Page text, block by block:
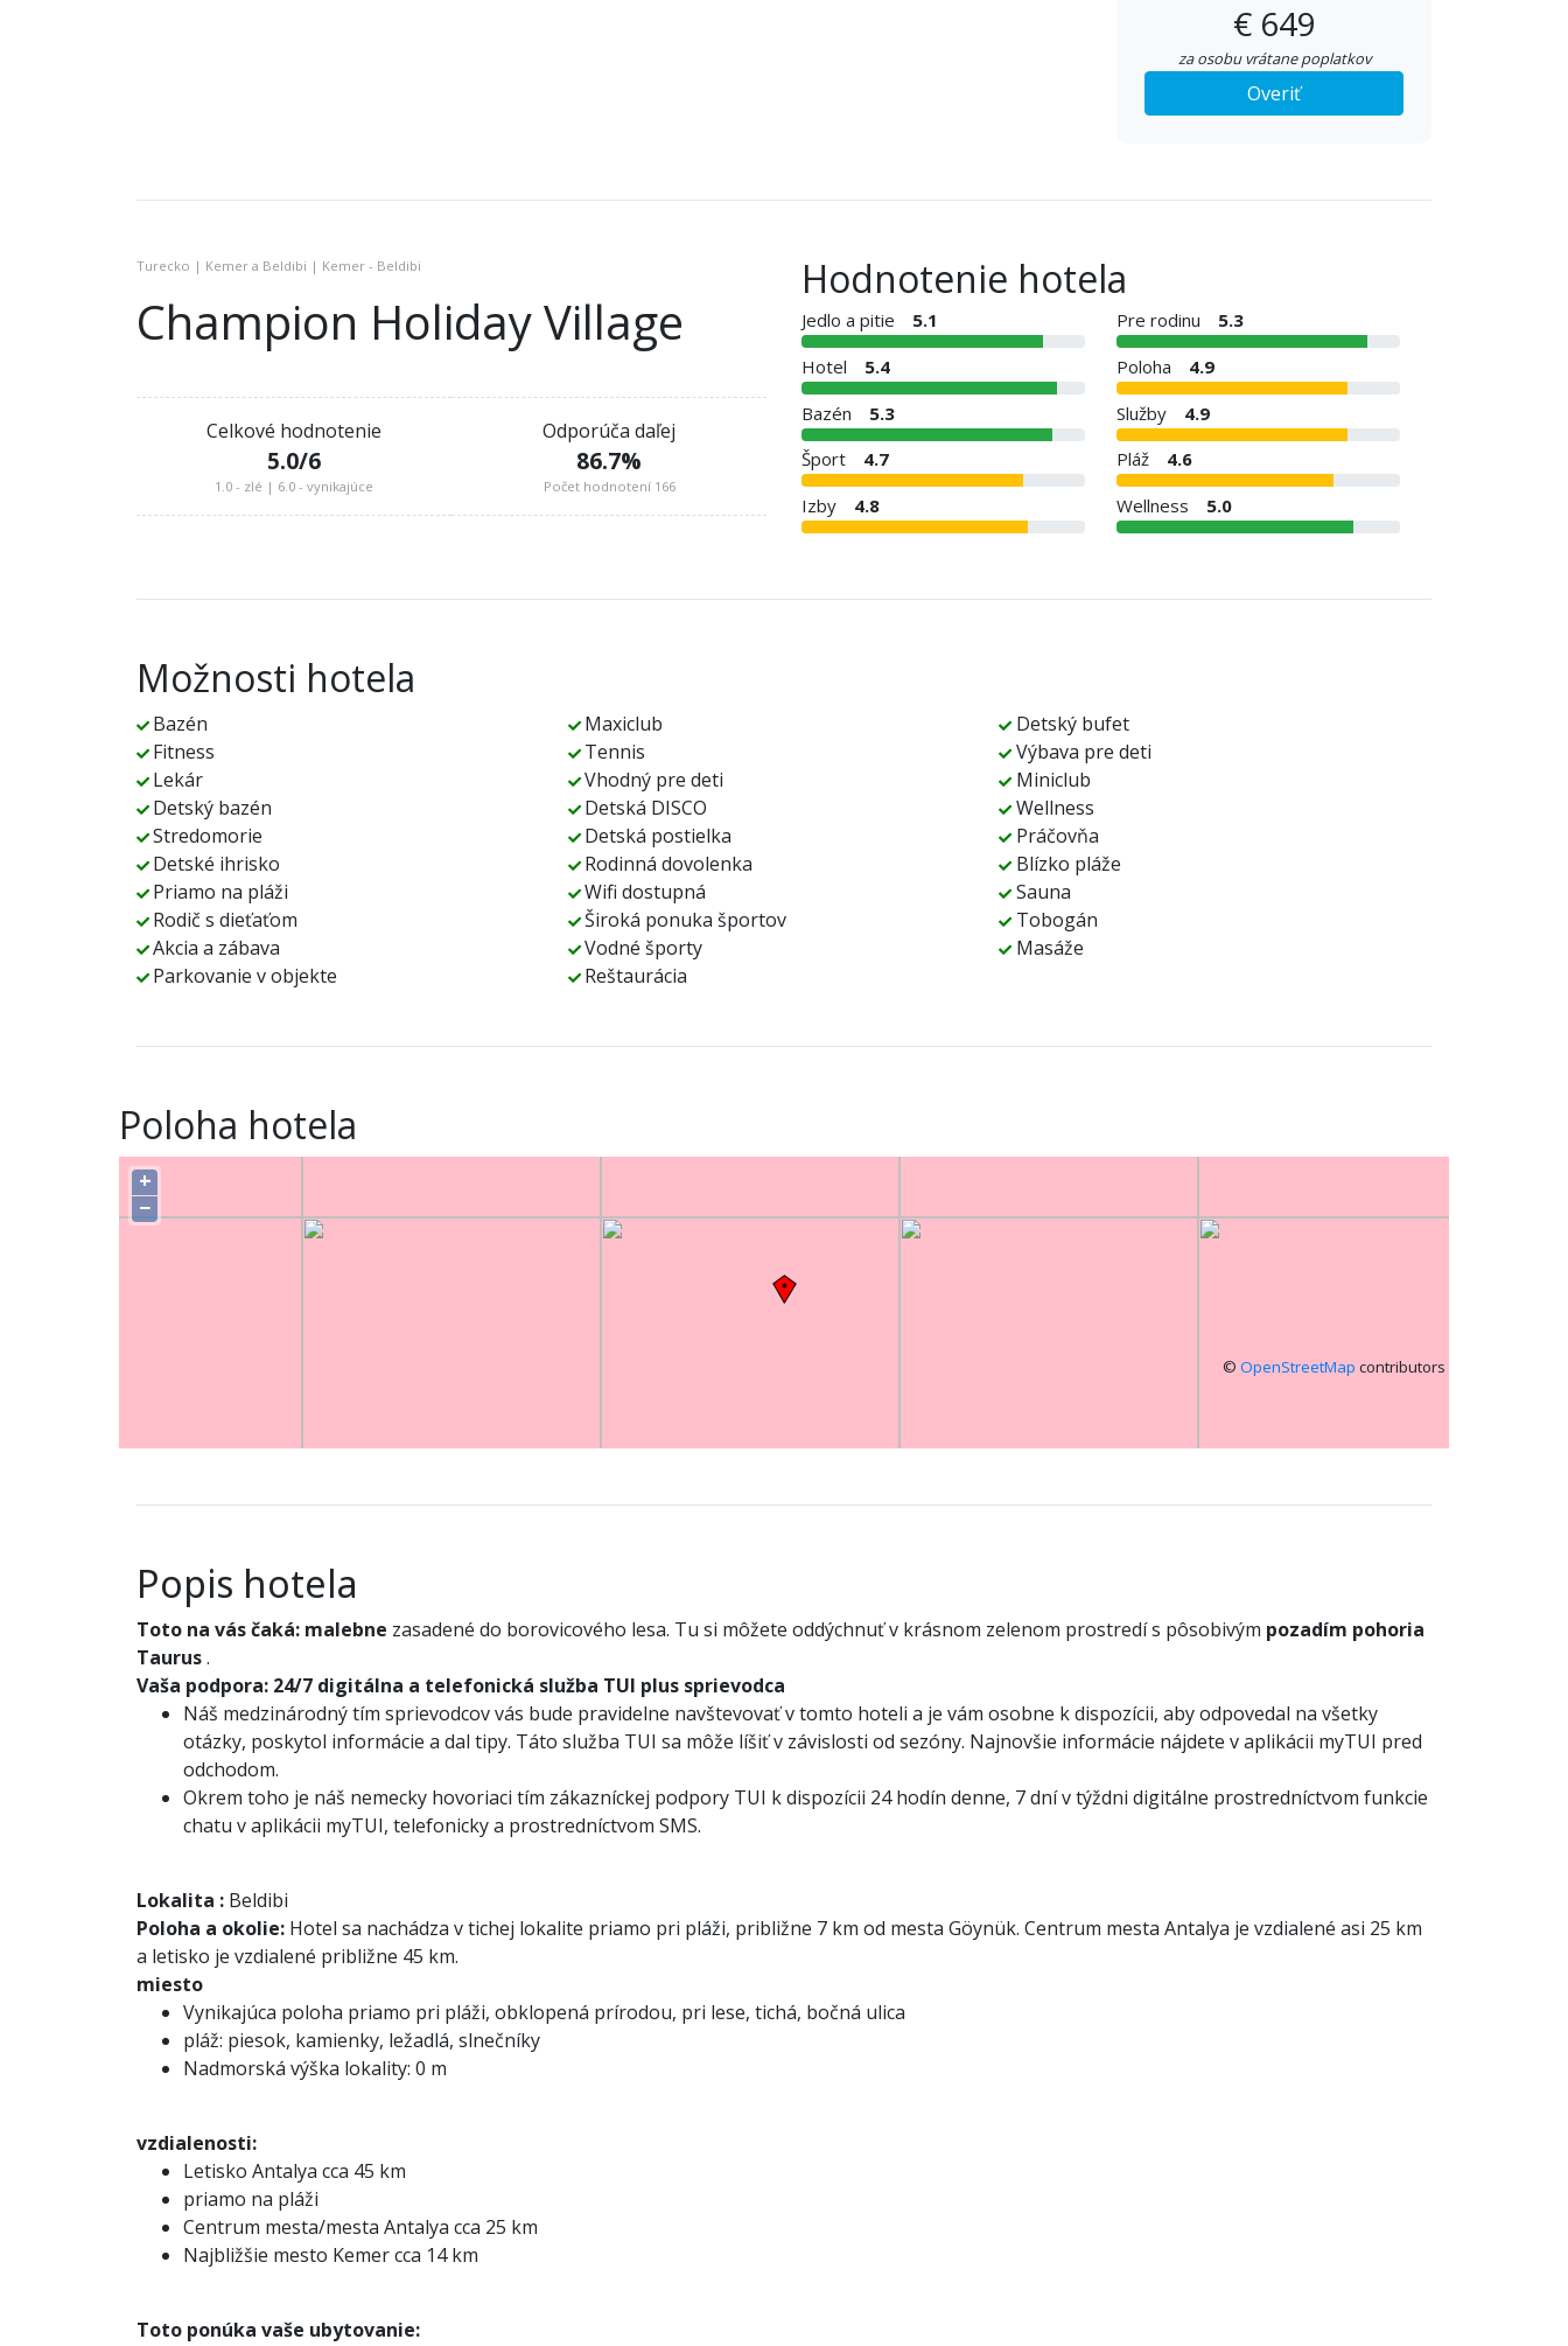
€ 649
za osobu vrátane poplatkov
Overiť
Turecko | Kemer a Beldibi | Kemer - Beldibi
Champion Holiday Village
Celkové hodnotenie
5.0/6
1.0 - zlé | 6.0 - vynikajúce
Odporúča daľej
86.7%
Počet hodnotení 166
Hodnotenie hotela
Jedlo a pitie 5.1 Pre rodinu
5.3
Hotel
5.4 Poloha
4.9
Bazén
5.3 Služby
4.9
Šport
4.7 Pláž
4.6
Izby
4.8 Wellness 5.0
Možnosti hotela
Bazén Maxiclub
Detský bufet
Fitness
Tennis
Výbava pre deti
Lekár
Vhodný pre deti
Miniclub
Detský bazén
Detská DISCO
Wellness
Stredomorie
Detská postielka
Práčovňa
Detské ihrisko
Rodinná dovolenka
Blízko pláže
Priamo na pláži
Wifi dostupná
Sauna
Rodič s dieťaťom
Široká ponuka športov
Tobogán
Akcia a zábava
Vodné športy
Masáže
Parkovanie v objekte
Reštaurácia
Poloha hotela
+
−
© OpenStreetMap contributors
Popis hotela
Toto na vás čaká: malebne zasadené do borovicového lesa. Tu si môžete oddýchnuť v krásnom zelenom prostredí s pôsobivým pozadím pohoria
Taurus.
Vaša podpora: 24/7 digitálna a telefonická služba TUI plus sprievodca
Náš medzinárodný tím sprievodcov vás bude pravidelne navštevovať v tomto hoteli a je vám osobne k dispozícii, aby odpovedal na všetky
otázky, poskytol informácie a dal tipy. Táto služba TUI sa môže líšiť v závislosti od sezóny. Najnovšie informácie nájdete v aplikácii myTUI pred
odchodom.
Okrem toho je náš nemecky hovoriaci tím zákazníckej podpory TUI k dispozícii 24 hodín denne, 7 dní v týždni digitálne prostredníctvom funkcie
chatu v aplikácii myTUI, telefonicky a prostredníctvom SMS.
Lokalita : Beldibi
Poloha a okolie: Hotel sa nachádza v tichej lokalite priamo pri pláži, približne 7 km od mesta Göynük. Centrum mesta Antalya je vzdialené asi 25 km
a letisko je vzdialené približne 45 km.
miesto
Vynikajúca poloha priamo pri pláži, obklopená prírodou, pri lese, tichá, bočná ulica
pláž: piesok, kamienky, ležadlá, slnečníky
Nadmorská výška lokality: 0 m
vzdialenosti:
Letisko Antalya cca 45 km
priamo na pláži
Centrum mesta/mesta Antalya cca 25 km
Najbližšie mesto Kemer cca 14 km
Toto ponúka vaše ubytovanie: